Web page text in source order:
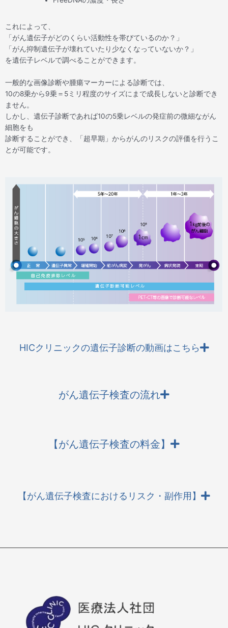
これによって、
「がん遺伝子がどのくらい活動性を帯びているのか？」
「がん抑制遺伝子が壊れていたり少なくなっていないか？」
を遺伝子レベルで調べることができます。
一般的な画像診断や腫瘍マーカーによる診断では、
10の8乗から9乗＝5ミリ程度のサイズにまで成長しないと診断でき
ません。
しかし、遺伝子診断であれば10の5乗レベルの発症前の微細ながん
細胞をも
診断することができ、「超早期」からがんのリスクの評価を行うこ
とが可能です。
HICクリニックの遺伝子診断の動画はこちら
がん遺伝子検査の流れ
【がん遺伝子検査の料金】
【がん遺伝子検査におけるリスク・副作用】